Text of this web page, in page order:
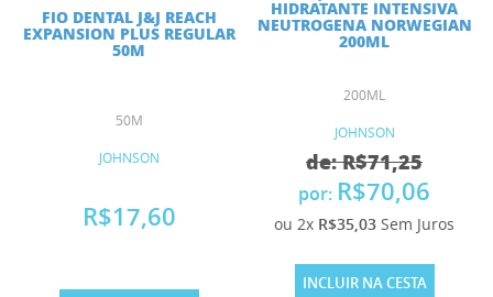
FIO DENTAL J&J REACH
EXPANSION PLUS REGULAR
50M
50M
JOHNSON
R$17,60
HIDRATANTE INTENSIVA
NEUTROGENA NORWEGIAN
200ML
200ML
JOHNSON
de: R$71,25
por: R$70,06
ou 2x R$35,03 Sem Juros
INCLUIR NA CESTA